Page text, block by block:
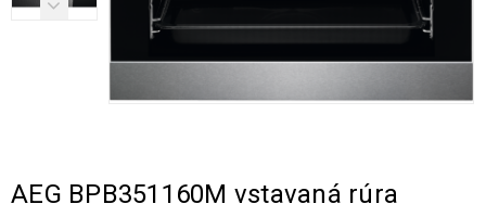
AEG BPB351160M vstavaná rúra